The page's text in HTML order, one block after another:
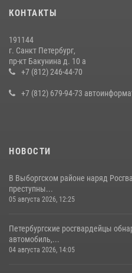
на III Международном
В Ленобласти сотрудники
воспитанниками детского клуба
КОНТАКТЫ
191144
г. Санкт Петербург,
пр-кт Бакунина д. 10 а
+7 (812) 246-44-70
+7 (812) 679-94-73
НОВОСТИ
В Выборгском районе наряд
преступны...
05 августа 2026, 12:25
Петербургские росгвардейцы
автомобиль,...
04 августа 2026, 14:05